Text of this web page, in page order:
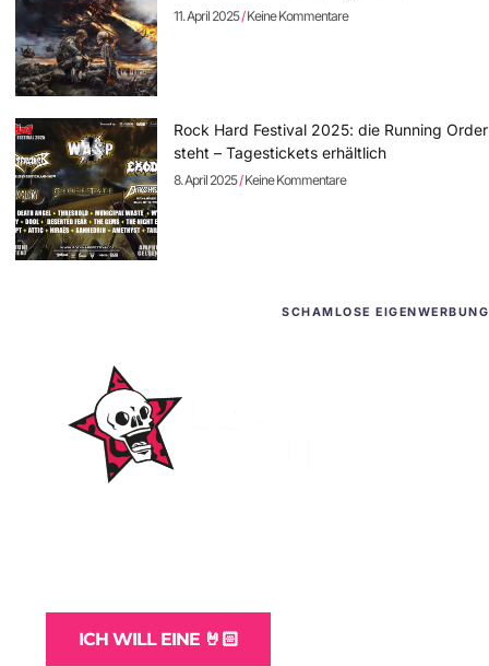
11. April 2025 Keine Kommentare
Rock Hard Festival 2025: die Running Order
steht – Tagestickets erhältlich
8. April 2025 Keine Kommentare
SCHAMLOSE EIGENWERBUNG
ICH WILL EINE 🤘🏻